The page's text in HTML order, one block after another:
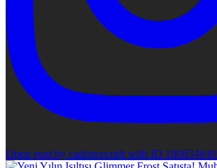
Open post by cadencecraft with ID